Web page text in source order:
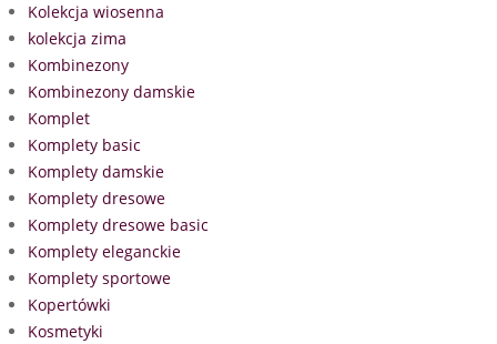
Kolekcja wiosenna
kolekcja zima
Kombinezony
Kombinezony damskie
Komplet
Komplety basic
Komplety damskie
Komplety dresowe
Komplety dresowe basic
Komplety eleganckie
Komplety sportowe
Kopertówki
Kosmetyki